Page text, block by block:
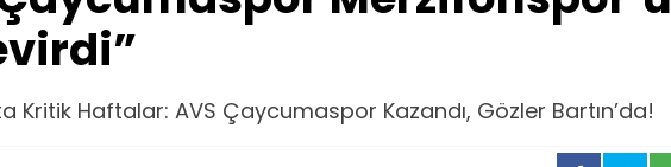
Kritik Haftalar: AVS Çaycumaspor Kazandı, Gözler Bartın’da!